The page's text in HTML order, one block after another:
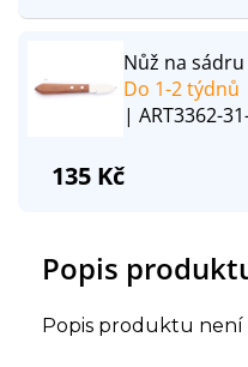
Popis
Popis produktu
Nůž na
Do 1-2 týdnů
| ART3362-
135 Kč